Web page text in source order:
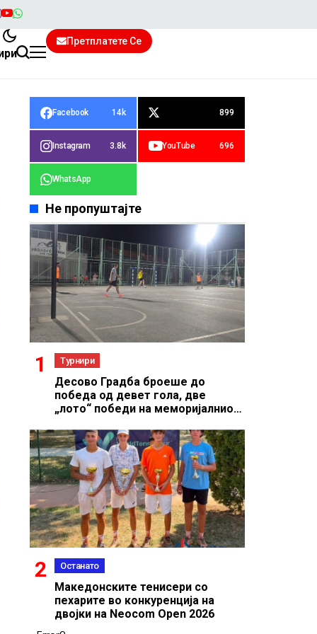
Претплатете Се
Facebook 14k 899
Instagram 3.8k YouTube 696
WhatsApp
Не пропуштајте
Турнири
Десово Градба броеше до
победа од девет гола, две
„лото“ победи на меморијалниот
Останато
Македонските тенисери со
пехарите во конкуренција на
двојки на Neocom Open 2026